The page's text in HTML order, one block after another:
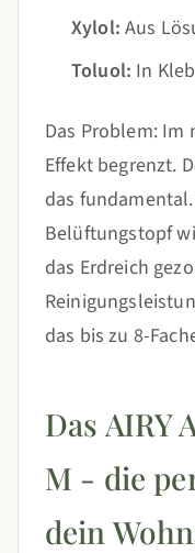
Xylol: Aus
Toluol: In
Das Problem: Im
Effekt begrenzt.
das
Belüftungstopf
das Erdreich
das bis zu 8-
Das AIRY
M - die
dein